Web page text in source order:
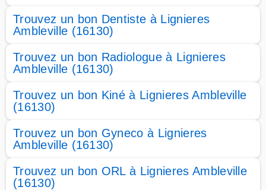
Trouvez un bon Dentiste à Lignieres
Ambleville (16130)
Trouvez un bon Radiologue à Lignieres
Ambleville (16130)
Trouvez un bon Kiné à Lignieres Ambleville
(16130)
Trouvez un bon Gyneco à Lignieres
Ambleville (16130)
Trouvez un bon ORL à Lignieres Ambleville
(16130)